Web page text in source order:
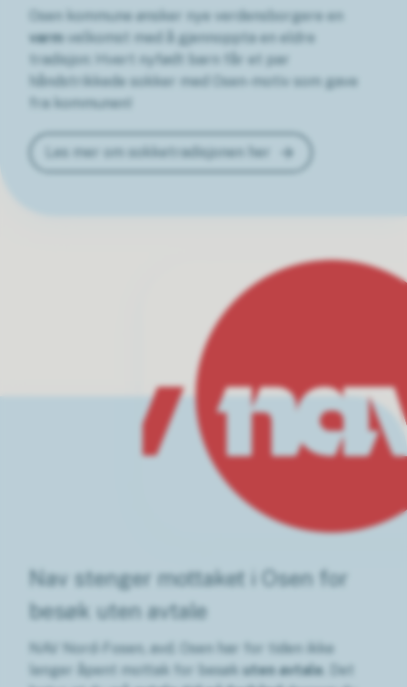
Osen kommune ønsker nye verdensborgere en
varm velkomst med å gjennoppta en eldre
tradisjon: Hvert nyfødt barn får et par
håndstrikkede sokker med Osen-motiv som gave
fra kommunen!
Les mer om sokketradisjonen her
Nav stenger mottaket i Osen for
besøk uten avtale
NAV Nord-Fosen, avd. Osen har for tiden ikke
lenger åpent mottak for besøk uten avtale . Det